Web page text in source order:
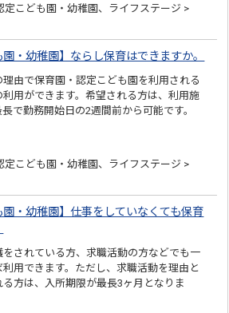
定こども園・幼稚園、ライフステージ >
園・幼稚園】ならし保育はできますか。
由で保育園・認定こども園を利用される
用ができます。希望される方は、利用施
で勤務開始日の2週間前から可能です。
定こども園・幼稚園、ライフステージ >
園・幼稚園】仕事をしていなくても保育
されている方、求職活動の方などでも一
用できます。ただし、求職活動を理由と
方は、入所期限が最長3ヶ月となりま